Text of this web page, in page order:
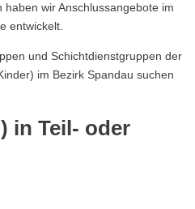
wir Anschlussangebote im
entwickelt.
und Schichtdienstgruppen der
im Bezirk Spandau suchen
in Teil- oder